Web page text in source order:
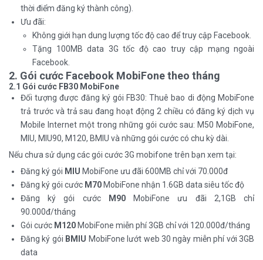
thời điểm đăng ký thành công).
Ưu đãi:
Không giới hạn dung lượng tốc độ cao để truy cập Facebook.
Tặng 100MB data 3G tốc độ cao truy cập mạng ngoài
Facebook.
2. Gói cước Facebook MobiFone theo tháng
2.1 Gói cước FB30 MobiFone
Đối tượng được đăng ký gói FB30: Thuê bao di động MobiFone
trả trước và trả sau đang hoạt động 2 chiều có đăng ký dịch vụ
Mobile Internet một trong những gói cước sau: M50 MobiFone,
MIU, MIU90, M120, BMIU và những gói cước có chu kỳ dài.
Nếu chưa sử dụng các gói cước 3G mobifone trên bạn xem tại:
Đăng ký gói MIU MobiFone ưu đãi 600MB chỉ với 70.000đ
Đăng ký gói cước M70 MobiFone nhận 1.6GB data siêu tốc độ
Đăng ký gói cước
M90MobiFone ưu đãi 2,1GB chỉ
90.000đ/tháng
Gói cước M120 MobiFone miễn phí 3GB chỉ với 120.000đ/tháng
Đăng ký gói BMIU MobiFone lướt web 30 ngày miễn phí với 3GB
data